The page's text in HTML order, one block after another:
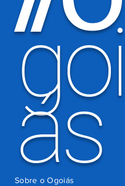
indevida do
Detran-GO
goi
ás
Sobre o Ogoiás